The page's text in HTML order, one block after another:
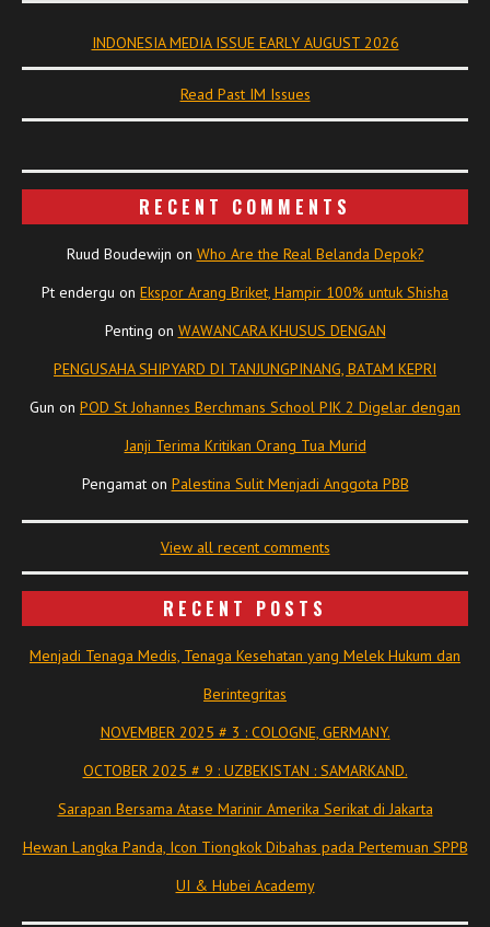
INDONESIA MEDIA ISSUE EARLY AUGUST 2026
Read Past IM Issues
RECENT COMMENTS
Ruud Boudewijn on Who Are the Real Belanda Depok?
Pt endergu on Ekspor Arang Briket, Hampir 100% untuk Shisha
Penting on WAWANCARA KHUSUS DENGAN
PENGUSAHA SHIPYARD DI TANJUNGPINANG, BATAM KEPRI
Gun on POD St Johannes Berchmans School PIK 2 Digelar dengan
Janji Terima Kritikan Orang Tua Murid
Pengamaton Palestina Sulit Menjadi Anggota PBB
View all recent comments
RECENT POSTS
Menjadi Tenaga Medis, Tenaga Kesehatan yang Melek Hukum dan
Berintegritas
NOVEMBER 2025 # 3 : COLOGNE, GERMANY.
OCTOBER 2025 # 9 : UZBEKISTAN : SAMARKAND.
Sarapan Bersama Atase Marinir Amerika Serikat di Jakarta
Hewan Langka Panda, Icon Tiongkok Dibahas pada Pertemuan SPPB
UI & Hubei Academy